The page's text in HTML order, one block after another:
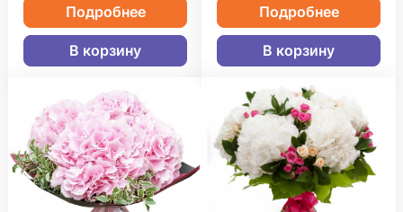
Подробнее
В корзину
Подробнее
В корзину